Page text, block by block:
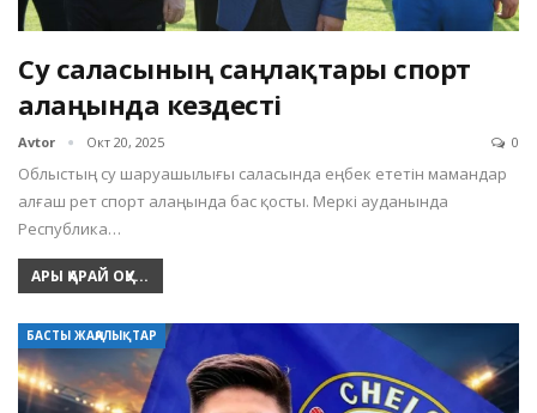
Су саласының саңлақтары спорт
алаңында кездесті
Avtor Окт 20, 2025 0
Облыстың су шаруашылығы саласында еңбек ететін мамандар
алғаш рет спорт алаңында бас қосты. Меркі ауданында
Республика…
АРЫ ҚАРАЙ ОҚУ...
БАСТЫ ЖАҢАЛЫҚТАР